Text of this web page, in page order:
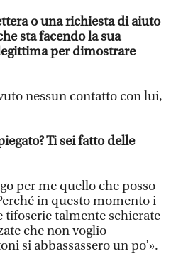
o una richiesta di aiuto
sta facendo la sua
per dimostrare
nessun contatto con lui,
Ti sei fatto delle
per me quello che posso
in questo momento i
talmente schierate
che non voglio
si abbassassero un po’».